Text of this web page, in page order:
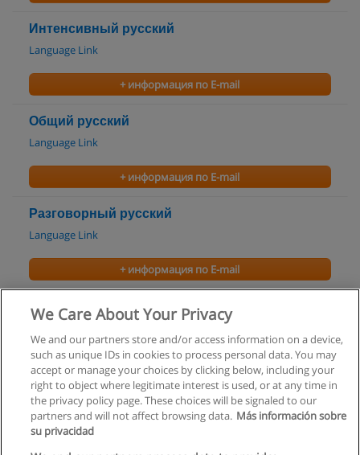
Интенсивный русский
Language Link
+ информация по E-mail
Общий русский
Language Link
+ информация по E-mail
Разговорный русский
Language Link
+ информация по E-mail
Русский язык как иностранный
+ информация по E-mail
We Care About Your Privacy
We and our partners store and/or access information on a device,
such as unique IDs in cookies to process personal data. You may
accept or manage your choices by clicking below, including your
right to object where legitimate interest is used, or at any time in
the privacy policy page. These choices will be signaled to our
partners and will not affect browsing data. Más información sobre
su privacidad